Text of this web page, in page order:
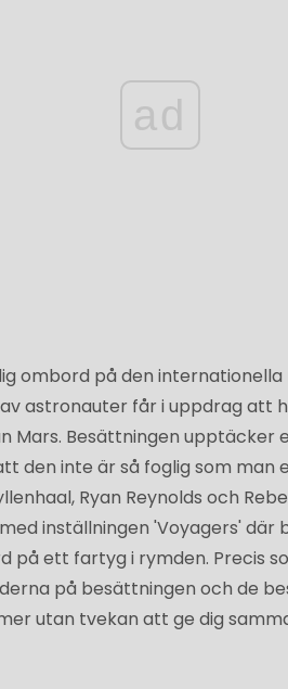
ad
ombord på den
astronauter får i uppdrag att
Mars. Besättningen upptäcker
den inte är så foglig som man
Ryan Reynolds och
inställningen 'Voyagers'
på ett fartyg i rymden. Precis
på besättningen och de
utan tvekan att ge dig